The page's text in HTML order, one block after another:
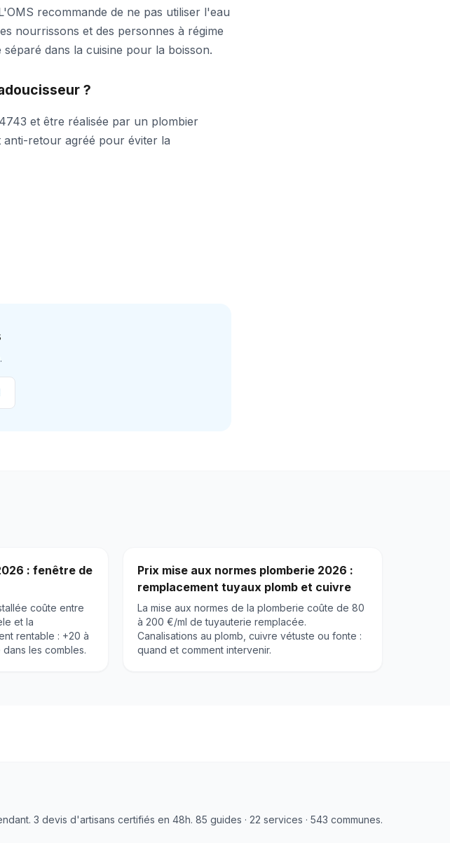
recommande de ne pas utiliser l'eau
nourrissons et des personnes à régime
dans la cuisine pour la boisson.
?
et être réalisée par un plombier
retour agréé pour éviter la
: fenêtre de
coûte entre
et la
rentable : +20 à
les combles.
Prix mise aux normes plomberie 2026 :
remplacement tuyaux plomb et cuivre
La mise aux normes de la plomberie coûte de 80
à 200 €/ml de tuyauterie remplacée.
Canalisations au plomb, cuivre vétuste ou fonte :
quand et comment intervenir.
3 devis d'artisans certifiés en 48h. 85 guides · 22 services · 543 communes.